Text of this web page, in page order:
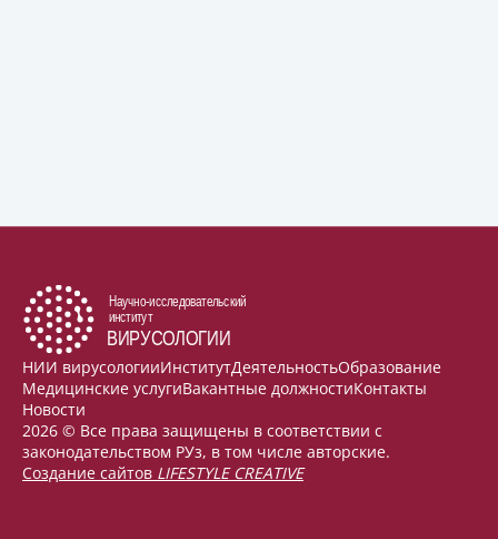
НИИ вирусологииИнститутДеятельностьОбразование
Медицинские услугиВакантные должностиКонтакты
Новости
2026 © Все права защищены в соответствии с
законодательством РУз, в том числе авторские.
Создание сайтов LIFESTYLE CREATIVE